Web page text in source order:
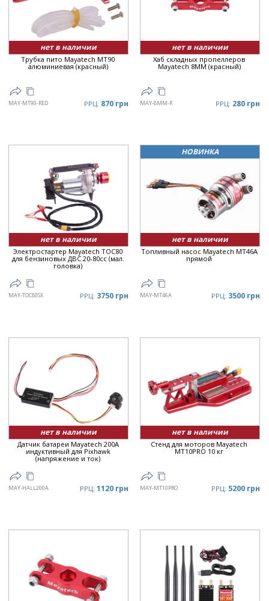
нет в наличии
Трубка пито Mayatech MT90
алюминиевая (красный)
MAY-MT90-RED РРЦ: 870 грн
нет в наличии
Хаб складных пропеллеров
Mayatech 8MM (красный)
MAY-8MM-R РРЦ: 280 грн
нет в наличии
Электростартер Mayatech TOC80
для бензиновых ДВС 20-80cc (мал.
головка)
MAY-TOC80SX РРЦ: 3750 грн
НОВИНКА
нет в наличии
Топливный насос Mayatech MT46A
прямой
MAY-MT46A РРЦ: 3500 грн
нет в наличии
Датчик батареи Mayatech 200A
индуктивный для Pixhawk
(напряжение и ток)
MAY-HALL200A РРЦ: 1120 грн
нет в наличии
Стенд для моторов Mayatech
MT10PRO 10 кг
MAY-MT10PRO РРЦ: 5200 грн